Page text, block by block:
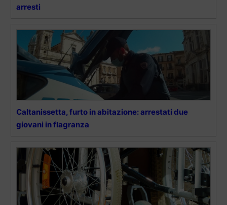
arresti
Caltanissetta, furto in abitazione: arrestati due
giovani in flagranza